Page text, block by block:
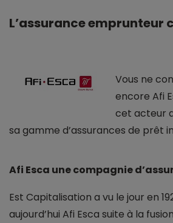
L’assurance emprunteur
Vous ne
encore Afi
cet acteur
sa gamme d’assurances de prêt
Afi Esca une compagnie
Est Capitalisation a vu le jour en
aujourd’hui Afi Esca suite à la